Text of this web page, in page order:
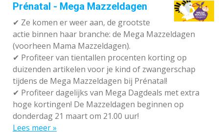
Prénatal - Mega Mazzeldagen
✔ Ze komen er weer aan, de grootste
actie binnen haar branche: de Mega Mazzeldagen
(voorheen Mama Mazzeldagen).
✔ Profiteer van tientallen procenten korting op
duizenden artikelen voor je kind of zwangerschap
tijdens de Mega Mazzeldagen bij Prénatal!
✔ Profiteer dagelijks van Mega Dagdeals met extra
hoge kortingen! De Mazzeldagen beginnen op
donderdag 21 maart om 21.00 uur!
Lees meer »